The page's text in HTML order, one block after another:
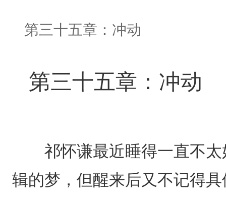
第三十五章：冲动
第三十五章：冲动
祁怀谦最近睡得一直不太
辑的梦，但醒来后又不记得